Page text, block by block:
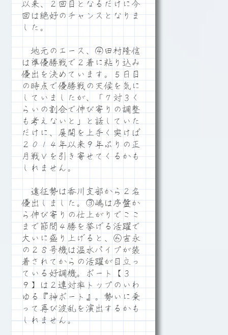
以来、２回目となるだけに今
回は絶好のチャンスとなりま
した。
地元のエース、④田村隆信
は準優勝戦で２着に粘り込み
優出を決めています。５日目
の時点で優勝戦の天候を気に
していましたが、「７対３く
らいの割合で伸び寄りの調整
も考えないと」と話していた
だけに、展開を上手く突けば
２０１４年以来９年ぶりの正
月戦Ｖを引き寄せてくるかも
しれません。
遠征勢は香川支部から２名
優出しました。③嶋は序盤か
ら伸び寄りの仕上がりでここ
まで節間４勝を挙げる活躍で
大いに盛り上げると、⑥吉永
の２８号機は温水パイプが装
着されてからの活躍が目立っ
ている好調機。ボート【３
９】は２連対率トップのいわ
ゆる『神ボート』。勢いに乗
って再び波乱を演出するかも
しれません。